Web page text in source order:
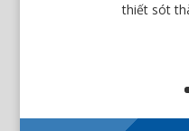
thiết sót